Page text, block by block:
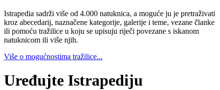
Istrapedia sadrži više od 4.000 natuknica, a moguće ju je pretraživati
kroz abecedarij, naznačene kategorije, galerije i teme, vezane članke
ili pomoću tražilice u koju se upisuju riječi povezane s iskanom
natuknicom ili više njih.
Više o mogućnostima tražilice...
Uređujte Istrapediju